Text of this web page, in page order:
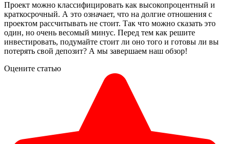
Проект можно классифицировать как высокопроцентный и
краткосрочный. А это означает, что на долгие отношения с
проектом рассчитывать не стоит. Так что можно сказать это
один, но очень весомый минус. Перед тем как решите
инвестировать, подумайте стоит ли оно того и готовы ли вы
потерять свой депозит? А мы завершаем наш обзор!
Оцените статью